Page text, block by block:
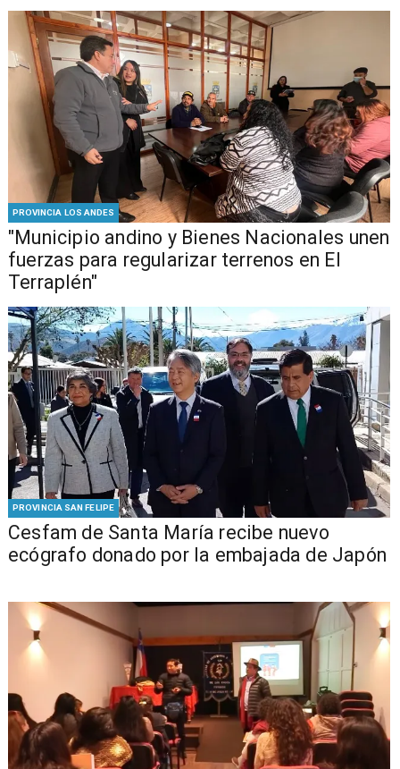
PROVINCIA LOS ANDES
"Municipio andino y Bienes Nacionales unen
fuerzas para regularizar terrenos en El
Terraplén"
PROVINCIA SAN FELIPE
Cesfam de Santa María recibe nuevo
ecógrafo donado por la embajada de Japón